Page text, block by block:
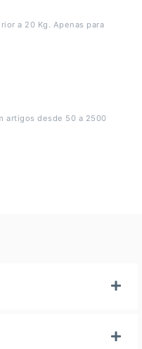
a 20 Kg. Apenas para
artigos desde 50 a 2500